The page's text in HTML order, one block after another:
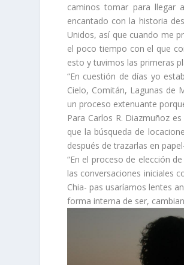
caminos tomar para llegar
encantado con la historia
Unidos, así que cuando me
el poco tiempo con el que
esto y tuvimos las primeras
“En cuestión de días yo
Cielo, Comitán, Lagunas de
un proceso extenuante
Para Carlos R. Diazmuñoz
que la búsqueda de
después de trazarlas en
“En el proceso de elección
las conversaciones iniciales
Chia- pas usaríamos lentes
forma interna de ser,